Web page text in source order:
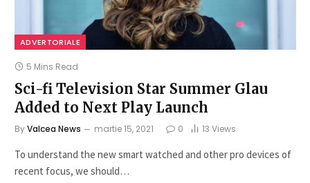
ADVERTORIALE
5 Mins Read
Sci-fi Television Star Summer Glau
Added to Next Play Launch
ByValcea News martie 15, 2021 0 13 Views
To understand the new smart watched and other pro devices of
recent focus, we should…